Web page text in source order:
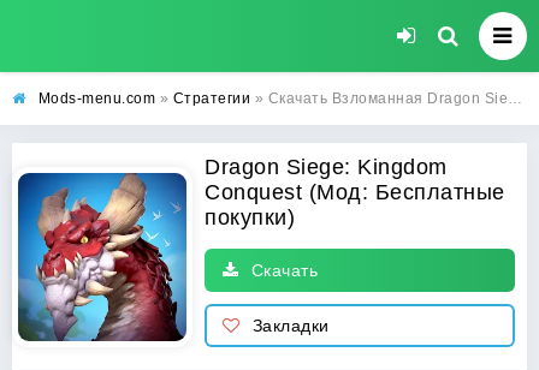
Mods-menu.com » Стратегии » Скачать Взломанная Dragon Siege: Kingdom Conquest на Андроид (Бесплатные покупки)
Dragon Siege: Kingdom
Conquest (Мод: Бесплатные
покупки)
Скачать
Закладки